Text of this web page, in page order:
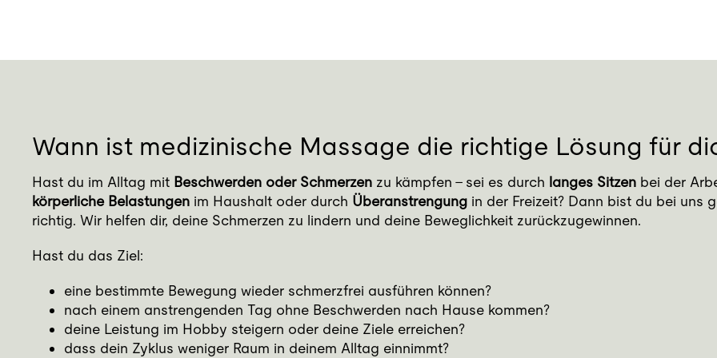
Wann ist medizinische Massage die richtige Lösung für
Hast du im Alltag mit Beschwerden oder Schmerzenzu kämpfen – sei es durch langes Sitzenbei der
körperliche Belastungenim Haushalt oder durch Überanstrengungin der Freizeit? Dann bist du bei uns
richtig. Wir helfen dir, deine Schmerzen zu lindern und deine Beweglichkeit zurückzugewinnen.
Hast du das Ziel:
eine bestimmte Bewegung wieder schmerzfrei ausführen können?
nach einem anstrengenden Tag ohne Beschwerden nach Hause kommen?
deine Leistung im Hobby steigern oder deine Ziele erreichen?
dass dein Zyklus weniger Raum in deinem Alltag einnimmt?